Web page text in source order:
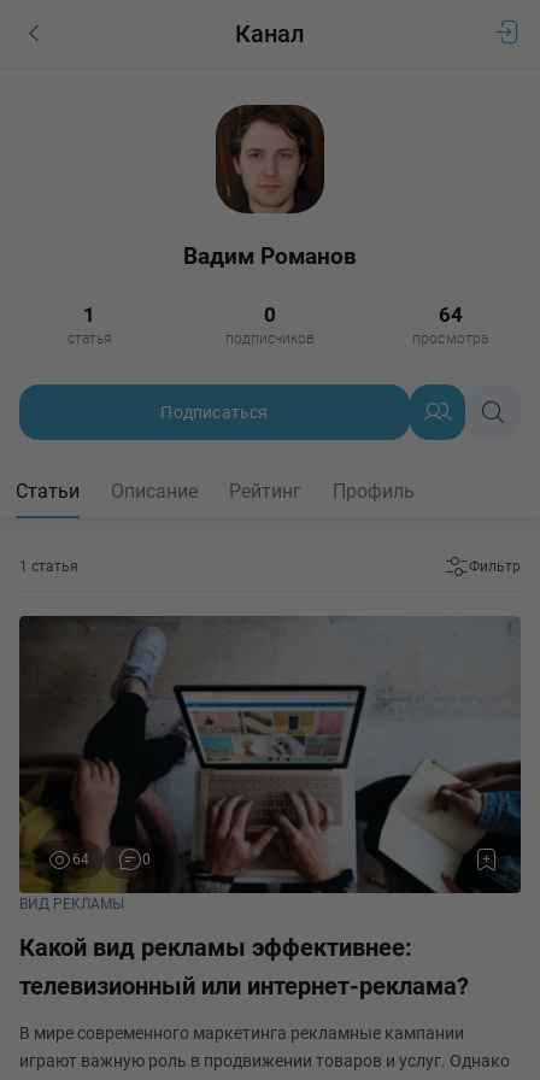
Канал
Вадим Романов
1
статья
0
подписчиков
64
просмотра
Подписаться
Статьи Описание Рейтинг Профиль
1 статья Фильтр
64 0
ВИД РЕКЛАМЫ
Какой вид рекламы эффективнее:
телевизионный или интернет-реклама?
В мире современного маркетинга рекламные кампании
играют важную роль в продвижении товаров и услуг. Однако